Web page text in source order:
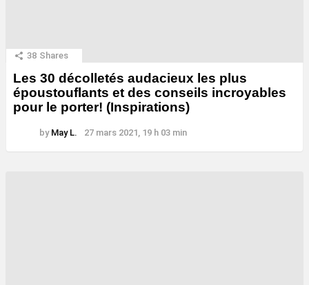
38 Shares
Les 30 décolletés audacieux les plus
époustouflants et des conseils incroyables
pour le porter! (Inspirations)
by May L. 27 mars 2021, 19 h 03 min